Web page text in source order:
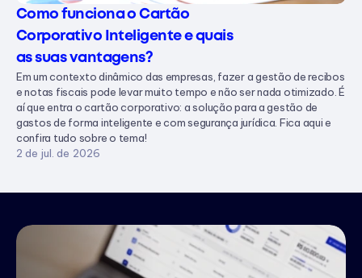
Como funciona o Cartão
Corporativo Inteligente e quais
as suas vantagens?
Em um contexto dinâmico das empresas, fazer a gestão de recibos
e notas fiscais pode levar muito tempo e não ser nada otimizado. É
aí que entra o cartão corporativo: a solução para a gestão de
gastos de forma inteligente e com segurança jurídica. Fica aqui e
confira tudo sobre o tema!
2 de jul. de 2026